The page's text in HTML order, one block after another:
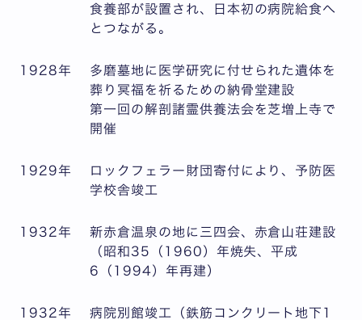
食養部が設置され、日本初の病院給食へ
とつながる。
1928年
多磨墓地に医学研究に付せられた遺体を
葬り冥福を祈るための納骨堂建設
第一回の解剖諸霊供養法会を芝増上寺で
開催
1929年
ロックフェラー財団寄付により、予防医
学校舎竣工
1932年
新赤倉温泉の地に三四会、赤倉山荘建設
（昭和35（1960）年焼失、平成
6（1994）年再建）
1932年
病院別館竣工（鉄筋コンクリート地下1